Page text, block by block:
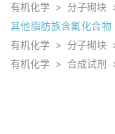
有机化学 > 分子砌块
其他脂肪族含氟化合物
有机化学 > 分子砌块
有机化学 > 合成试剂